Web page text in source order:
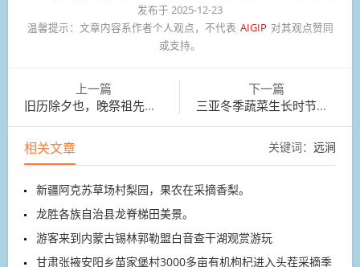
发布于 2025-12-23
温馨提示： 文章内容系作者个人观点，不代表 AIGIP 对其观点赞同
或支持。
上一篇
旧历除夕也，晚祭祖先。夜添菜饮酒,放花爆
下一篇
三亚冬季蔬菜生长时节，当地农民在田间施肥、管护
相关文章 关键词： 远涧
新疆阿克苏草场村梨园，果农在采摘香梨。
龙胜各族自治县龙脊梯田美景。
游客来到内蒙古锡林郭勒盟白音查干湖观赏游玩
甘肃张掖安阳乡苗家堡村3000多亩有机枸杞进入头茬采摘季